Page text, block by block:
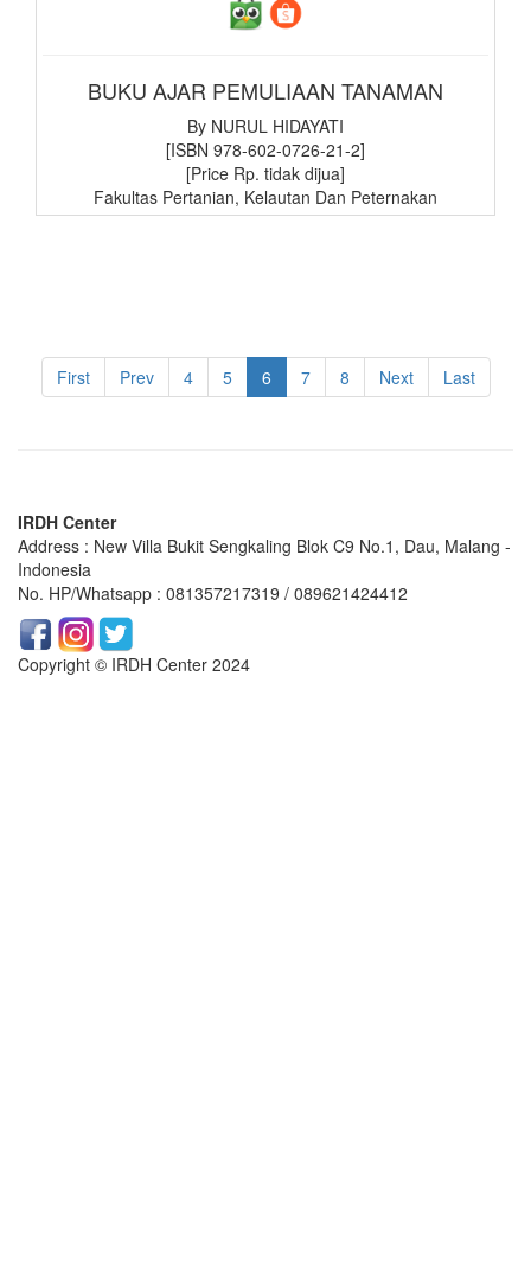
BUKU AJAR PEMULIAAN TANAMAN
By NURUL HIDAYATI
[ISBN 978-602-0726-21-2]
[Price Rp. tidak dijua]
Fakultas Pertanian, Kelautan Dan Peternakan
First Prev 4 5 6 7 8 Next Last
IRDH Center
Address : New Villa Bukit Sengkaling Blok C9 No.1, Dau, Malang -
Indonesia
No. HP/Whatsapp : 081357217319 / 089621424412
Copyright © IRDH Center 2024